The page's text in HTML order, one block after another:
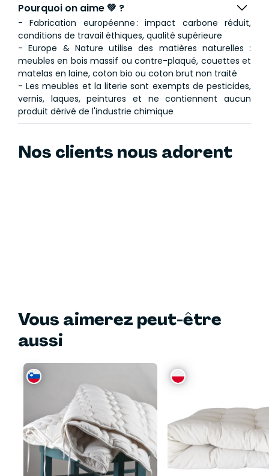
Pourquoi on aime 💚 ?
- Fabrication européenne : impact carbone réduit,
conditions de travail éthiques, qualité supérieure
- Europe & Nature utilise des matières naturelles :
meubles en bois massif ou contre-plaqué, couettes et
matelas en laine, coton bio ou coton brut non traité
- Les meubles et la literie sont exempts de pesticides,
vernis, laques, peintures et ne contiennent aucun
produit dérivé de l'industrie chimique
Nos clients nous adorent
Vous aimerez peut-être
aussi